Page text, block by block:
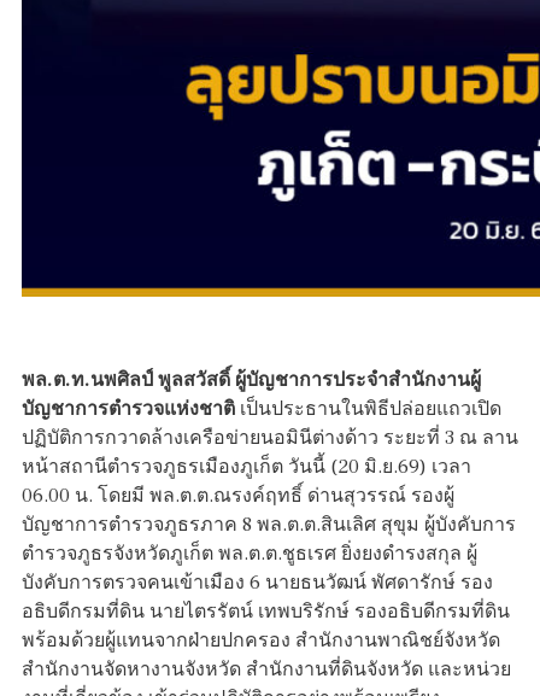
พล.ต.ท.นพศิลป์ พูลสวัสดิ์ ผู้บัญชาการประจำสำนักงานผู้
บัญชาการตำรวจแห่งชาติ เป็นประธานในพิธีปล่อยแถวเปิด
ปฏิบัติการกวาดล้างเครือข่ายนอมินีต่างด้าว ระยะที่ 3 ณ ลาน
หน้าสถานีตำรวจภูธรเมืองภูเก็ต วันนี้ (20 มิ.ย.69) เวลา
06.00 น. โดยมี พล.ต.ต.ณรงค์ฤทธิ์ ด่านสุวรรณ์ รองผู้
บัญชาการตำรวจภูธรภาค 8 พล.ต.ต.สินเลิศ สุขุม ผู้บังคับการ
ตำรวจภูธรจังหวัดภูเก็ต พล.ต.ต.ชูธเรศ ยิ่งยงดำรงสกุล ผู้
บังคับการตรวจคนเข้าเมือง 6 นายธนวัฒน์ พัศดารักษ์ รอง
อธิบดีกรมที่ดิน นายไตรรัตน์ เทพบริรักษ์ รองอธิบดีกรมที่ดิน
พร้อมด้วยผู้แทนจากฝ่ายปกครอง สำนักงานพาณิชย์จังหวัด
สำนักงานจัดหางานจังหวัด สำนักงานที่ดินจังหวัด และหน่วย